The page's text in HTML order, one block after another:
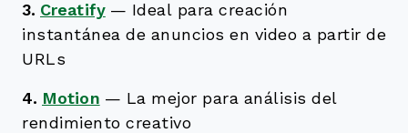
3. Creatify — Ideal para creación
instantánea de anuncios en video a partir de
URLs
4. Motion — La mejor para análisis del
rendimiento creativo